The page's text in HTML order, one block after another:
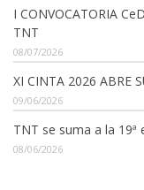
I CONVOCATORIA
TNT
08/07/2026
XI CINTA 2026 ABRE
09/06/2026
TNT se suma a la 19ª
08/06/2026